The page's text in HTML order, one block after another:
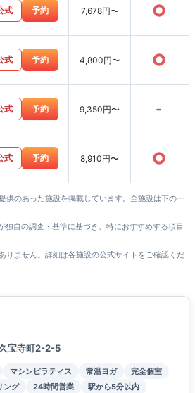
式 予約 7,678円〜 ○
式 予約 4,800円〜 ○
式 予約 9,350円〜 -
式 予約 8,910円〜 ○
供のあった施設を掲載しています。全施設は下の一
自の調査・基準に基づき、特におすすめする項目
りません。詳細は各施設の公式サイトをご確認くだ
宝寺町2-2-5
マシンピラティス 常温ヨガ
完全個室
ング 24時間営業 駅から5分以内